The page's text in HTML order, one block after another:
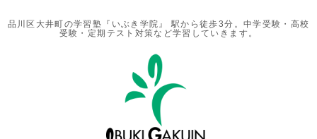
品川区大井町の学習塾『いぶき学院』 駅から徒歩3分。中学受験・高校
受験・定期テスト対策など学習していきます。